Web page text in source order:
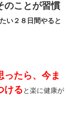
のことが習慣
い２８日間やると
ったら、今ま
けると楽に健康が